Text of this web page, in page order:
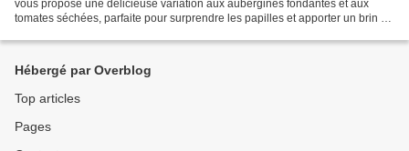
vous propose une délicieuse variation aux aubergines fondantes et aux
tomates séchées, parfaite pour surprendre les papilles et apporter un brin de
Hébergé par Overblog
Top articles
Pages